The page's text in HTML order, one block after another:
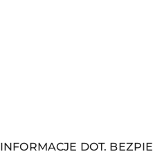
INFORMACJE DOT.